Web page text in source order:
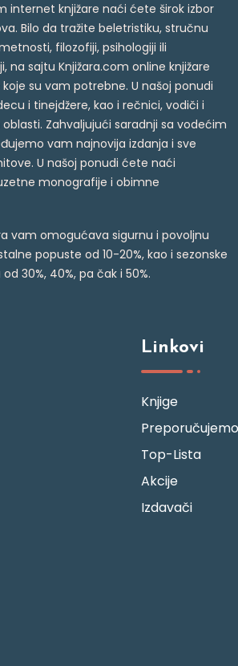
internet knjižare naći ćete širok izbor
Bilo da tražite beletristiku, stručnu
filozofiji, psihologiji ili
na sajtu Knjižara.com online knjižare
su vam potrebne. U našoj ponudi
i tinejdžere, kao i rečnici, vodiči i
Zahvaljujući saradnji sa vodećim
vam najnovija izdanja i sve
U našoj ponudi ćete naći
monografije i obimne
vam omogućava sigurnu i povoljnu
popuste od 10-20%, kao i sezonske
30%, 40%, pa čak i 50%.
Linkovi
Knjige
Preporučujemo
Top-Lista
Akcije
Izdavači